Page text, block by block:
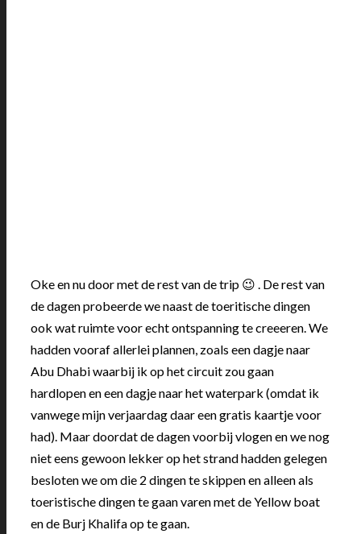
Oke en nu door met de rest van de trip 😉 . De rest van
de dagen probeerde we naast de toeritische dingen
ook wat ruimte voor echt ontspanning te creeeren. We
hadden vooraf allerlei plannen, zoals een dagje naar
Abu Dhabi waarbij ik op het circuit zou gaan
hardlopen en een dagje naar het waterpark (omdat ik
vanwege mijn verjaardag daar een gratis kaartje voor
had). Maar doordat de dagen voorbij vlogen en we nog
niet eens gewoon lekker op het strand hadden gelegen
besloten we om die 2 dingen te skippen en alleen als
toeristische dingen te gaan varen met de Yellow boat
en de Burj Khalifa op te gaan.